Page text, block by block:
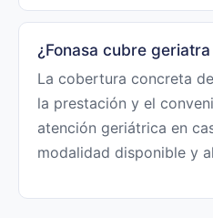
¿Fonasa cubre
La cobertura concreta
la prestación y el
atención geriátrica en
modalidad disponible y